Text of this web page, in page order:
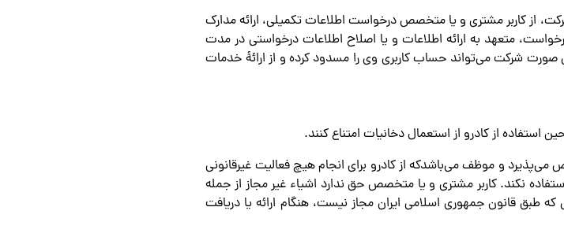
از کاربر مشتری و یا متخصص درخواست اطلاعات تکمیلی، ارائه مدارک
متعهد به ارائه اطلاعات و یا اصلاح اطلاعات درخواستی در مدت
شرکت می‌تواند حساب کاربری وی را مسدود کرده و از ارائۀ خدمات
می‌پذیرد و موظف می‌باشدکه از کادرو برای انجام هیچ فعالیت غیر‌قانونی
نکند. کاربر مشتری و یا متخصص حق ندارد اشیاء غیر مجاز از جمله
که طبق قانون جمهوری اسلامی ایران مجاز نیست، هنگام ارائه یا دریافت